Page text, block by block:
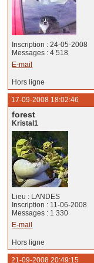
Inscription : 24-05-2008
Messages : 4 518
E-mail
Hors ligne
17-09-2008 18:02:46
forest
Kristal1
Lieu : LANDES
Inscription : 11-06-2008
Messages : 1 330
E-mail
Hors ligne
21-09-2008 20:49:15